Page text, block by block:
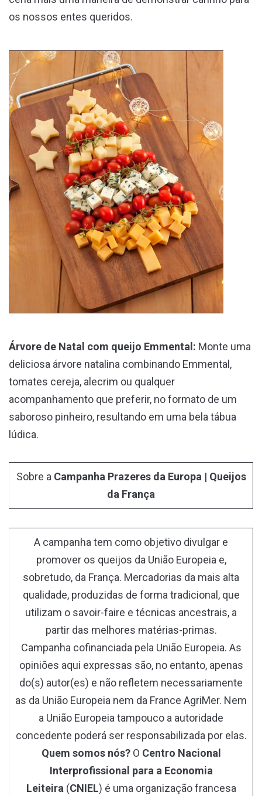
os nossos entes queridos.
Árvore de Natal com queijo Emmental: Monte uma
deliciosa árvore natalina combinando Emmental,
tomates cereja, alecrim ou qualquer
acompanhamento que preferir, no formato de um
saboroso pinheiro, resultando em uma bela tábua
lúdica.
Sobre a Campanha Prazeres da Europa | Queijos
da França
A campanha tem como objetivo divulgar e
promover os queijos da União Europeia e,
sobretudo, da França. Mercadorias da mais alta
qualidade, produzidas de forma tradicional, que
utilizam o savoir-faire e técnicas ancestrais, a
partir das melhores matérias-primas.
Campanha cofinanciada pela União Europeia. As
opiniões aqui expressas são, no entanto, apenas
do(s) autor(es) e não refletem necessariamente
as da União Europeia nem da France AgriMer. Nem
a União Europeia tampouco a autoridade
concedente poderá ser responsabilizada por elas.
Quem somos nós? O Centro Nacional
Interprofissional para a Economia
Leiteira (CNIEL) é uma organização francesa